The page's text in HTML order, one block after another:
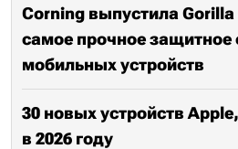
Corning выпустила Gorilla
самое прочное защитное
мобильных устройств
30 новых устройств
в 2026 году